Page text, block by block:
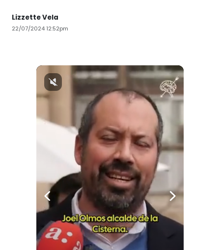
Lizzette Vela
22/07/2024 12:52pm